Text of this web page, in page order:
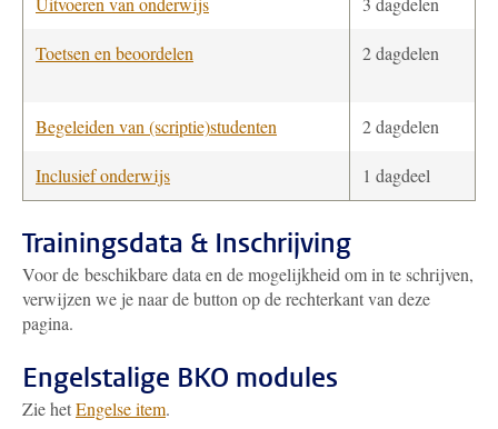
Toetsen en beoordelen 2 dagdelen
Begeleiden van (scriptie)studenten 2 dagdelen
Inclusief onderwijs 1 dagdeel
Trainingsdata & Inschrijving
Voor de beschikbare data en de mogelijkheid om in te schrijven,
verwijzen we je naar de button op de rechterkant van deze
pagina.
Engelstalige BKO modules
Zie hetEngelse item.